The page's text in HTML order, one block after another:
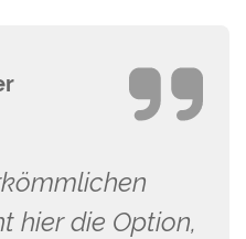
hier die Option,